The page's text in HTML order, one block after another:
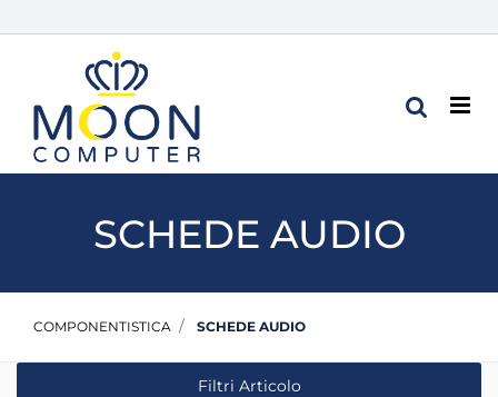
SCHEDE AUDIO
COMPONENTISTICA SCHEDE AUDIO
Filtri Articolo